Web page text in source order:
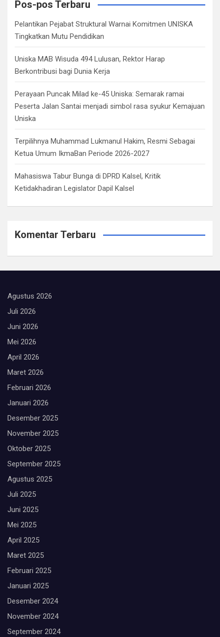
c
Pos-pos Terbaru
Pelantikan Pejabat Struktural Warnai Komitmen UNISKA
Tingkatkan Mutu Pendidikan
Uniska MAB Wisuda 494 Lulusan, Rektor Harap
Berkontribusi bagi Dunia Kerja
Perayaan Puncak Milad ke-45 Uniska: Semarak ramai
Peserta Jalan Santai menjadi simbol rasa syukur Kemajuan
Uniska
Terpilihnya Muhammad Lukmanul Hakim, Resmi Sebagai
Ketua Umum IkmaBan Periode 2026-2027
Mahasiswa Tabur Bunga di DPRD Kalsel, Kritik
Ketidakhadiran Legislator Dapil Kalsel
Komentar Terbaru
Agustus 2026
Juli 2026
Juni 2026
Mei 2026
April 2026
Maret 2026
Februari 2026
Januari 2026
Desember 2025
November 2025
Oktober 2025
September 2025
Agustus 2025
Juli 2025
Juni 2025
Mei 2025
April 2025
Maret 2025
Februari 2025
Januari 2025
Desember 2024
November 2024
September 2024